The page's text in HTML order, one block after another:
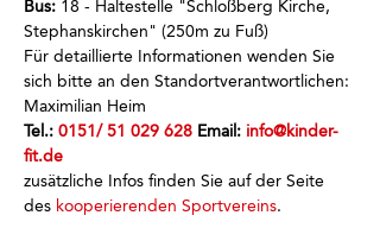
Bus: 18 - Haltestelle "Schloßberg Kirche,
Stephanskirchen" (250m zu Fuß)
Für detaillierte Informationen wenden Sie
sich bitte an den Standortverantwortlichen:
Maximilian Heim
Tel.: 0151/ 51 029 628 Email: info@kinder-
fit.de
zusätzliche Infos finden Sie auf der Seite
des kooperierenden Sportvereins.